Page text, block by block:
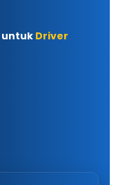
untuk Driver